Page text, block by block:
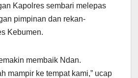
Kapolres sembari melepas
pimpinan dan rekan-
Kebumen.
membaik Ndan.
mampir ke tempat kami,” ucap